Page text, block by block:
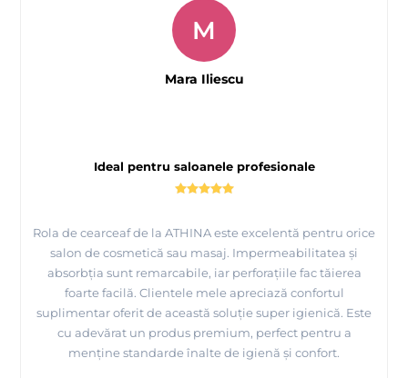
Ideal pentru saloanele profesionale
Rola de cearceaf de la ATHINA este excelentă pentru orice
salon de cosmetică sau masaj. Impermeabilitatea și
absorbția sunt remarcabile, iar perforațiile fac tăierea
foarte facilă. Clientele mele apreciază confortul
suplimentar oferit de această soluție super igienică. Este
cu adevărat un produs premium, perfect pentru a
menține standarde înalte de igienă și confort.
M
Mara Iliescu